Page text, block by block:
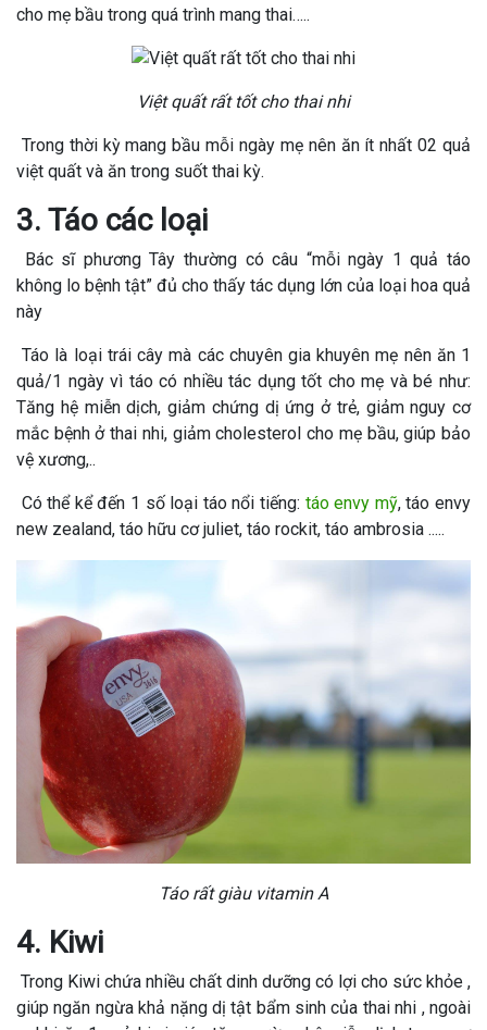
cho mẹ bầu trong quá trình mang thai…..
Việt quất rất tốt cho thai nhi
Trong thời kỳ mang bầu mỗi ngày mẹ nên ăn ít nhất 02 quả
việt quất và ăn trong suốt thai kỳ.
3. Táo các loại
Bác sĩ phương Tây thường có câu “mỗi ngày 1 quả táo
không lo bệnh tật” đủ cho thấy tác dụng lớn của loại hoa quả
này
Táo là loại trái cây mà các chuyên gia khuyên mẹ nên ăn 1
quả/1 ngày vì táo có nhiều tác dụng tốt cho mẹ và bé như:
Tăng hệ miễn dịch, giảm chứng dị ứng ở trẻ, giảm nguy cơ
mắc bệnh ở thai nhi, giảm cholesterol cho mẹ bầu, giúp bảo
vệ xương,..
Có thể kể đến 1 số loại táo nổi tiếng: táo envy mỹ, táo envy
new zealand, táo hữu cơ juliet, táo rockit, táo ambrosia .....
Táo rất giàu vitamin A
4. Kiwi
Trong Kiwi chứa nhiều chất dinh dưỡng có lợi cho sức khỏe ,
giúp ngăn ngừa khả nặng dị tật bẩm sinh của thai nhi , ngoài